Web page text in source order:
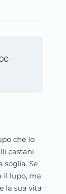
che lo
castani
soglia. Se
il lupo, ma
la sua vita